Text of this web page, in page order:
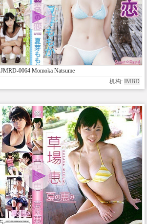
JMRD-0064 Momoka Natsume
机构: IMBD